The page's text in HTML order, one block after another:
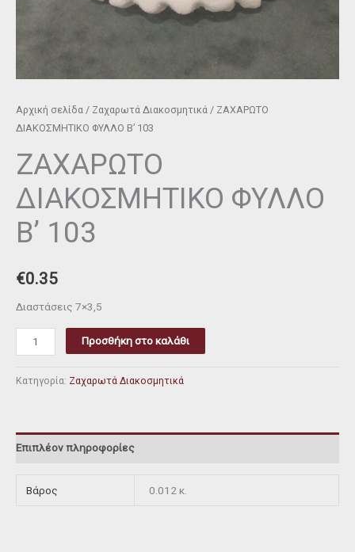
Αρχική σελίδα / Ζαχαρωτά Διακοσμητικά / ΖΑΧΑΡΩΤΟ
ΔΙΑΚΟΣΜΗΤΙΚΟ ΦΥΛΛΟ Β’ 103
ΖΑΧΑΡΩΤΟ
ΔΙΑΚΟΣΜΗΤΙΚΟ ΦΥΛΛΟ
Β’ 103
€0.35
Διαστάσεις 7×3,5
Προσθήκη στο καλάθι
Κατηγορία: Ζαχαρωτά Διακοσμητικά
Επιπλέον πληροφορίες
Βάρος 0.012 κ.